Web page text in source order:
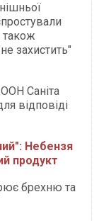
також
захистить"
Саніта
відповіді
Небензя
продукт
брехню та